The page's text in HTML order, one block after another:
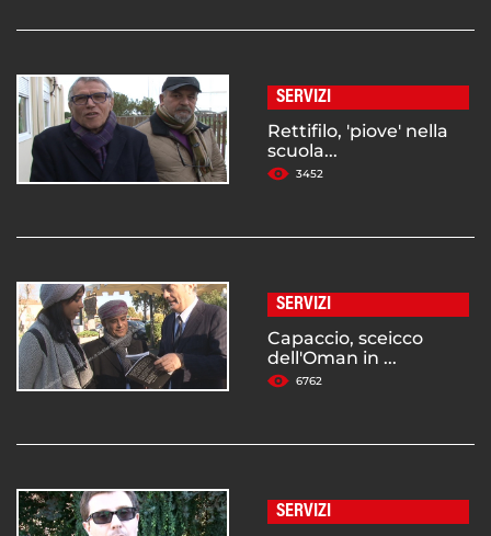
SERVIZI
Rettifilo, 'piove' nella
scuola...
3452
SERVIZI
Capaccio, sceicco
dell'Oman in ...
6762
SERVIZI